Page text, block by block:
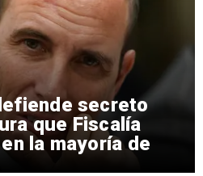
secreto
que Fiscalía
la mayoría de